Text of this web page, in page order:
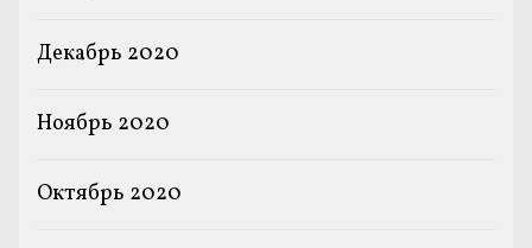
Декабрь 2020
Ноябрь 2020
Октябрь 2020